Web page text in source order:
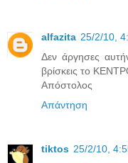
alfazita 25/2/10,
Δεν άργησες
βρίσκεις το
Απόστολος
Απάντηση
tiktos 25/2/10,